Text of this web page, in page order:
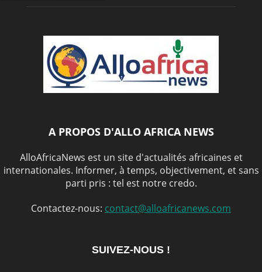
A PROPOS D'ALLO AFRICA NEWS
AlloAfricaNews est un site d'actualités africaines et
internationales. Informer, à temps, objectivement, et sans
parti pris : tel est notre credo.
Contactez-nous: contact@alloafricanews.com
SUIVEZ-NOUS !